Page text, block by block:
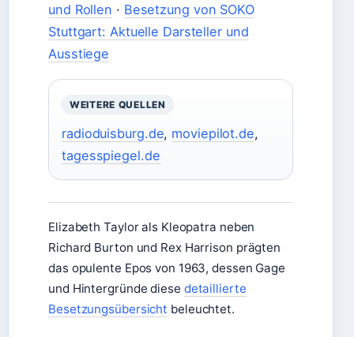
und Rollen · Besetzung von SOKO
Stuttgart: Aktuelle Darsteller und
Ausstiege
WEITERE QUELLEN
radioduisburg.de, moviepilot.de,
tagesspiegel.de
Elizabeth Taylor als Kleopatra neben
Richard Burton und Rex Harrison prägten
das opulente Epos von 1963, dessen Gage
und Hintergründe diese detaillierte
Besetzungsübersicht beleuchtet.